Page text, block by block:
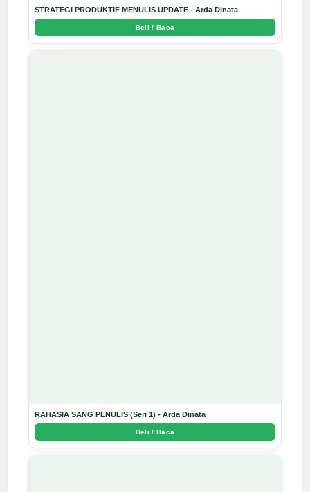
STRATEGI PRODUKTIF MENULIS UPDATE - Arda Dinata
Beli / Baca
RAHASIA SANG PENULIS (Seri 1) - Arda Dinata
Beli / Baca